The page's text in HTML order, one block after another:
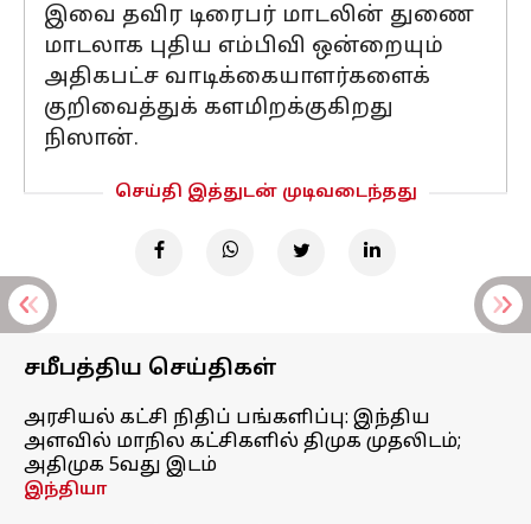
இவை தவிர டிரைபர் மாடலின் துணை
மாடலாக புதிய எம்பிவி ஒன்றையும்
அதிகபட்ச வாடிக்கையாளர்களைக்
குறிவைத்துக் களமிறக்குகிறது
நிஸான்.
செய்தி இத்துடன் முடிவடைந்தது
சமீபத்திய செய்திகள்
அரசியல் கட்சி நிதிப் பங்களிப்பு: இந்திய
அளவில் மாநில கட்சிகளில் திமுக முதலிடம்;
அதிமுக 5வது இடம்
இந்தியா